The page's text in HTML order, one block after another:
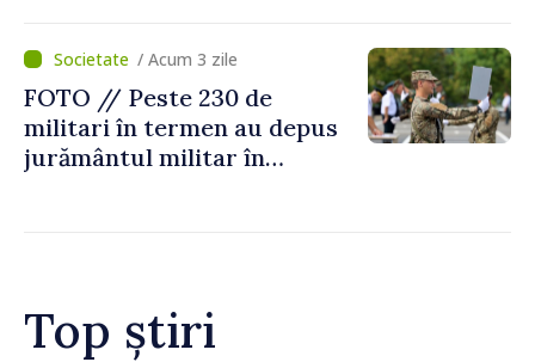
/ Acum 3 zile
FOTO // Peste 230 de
militari în termen au depus
jurământul militar în
Top știri